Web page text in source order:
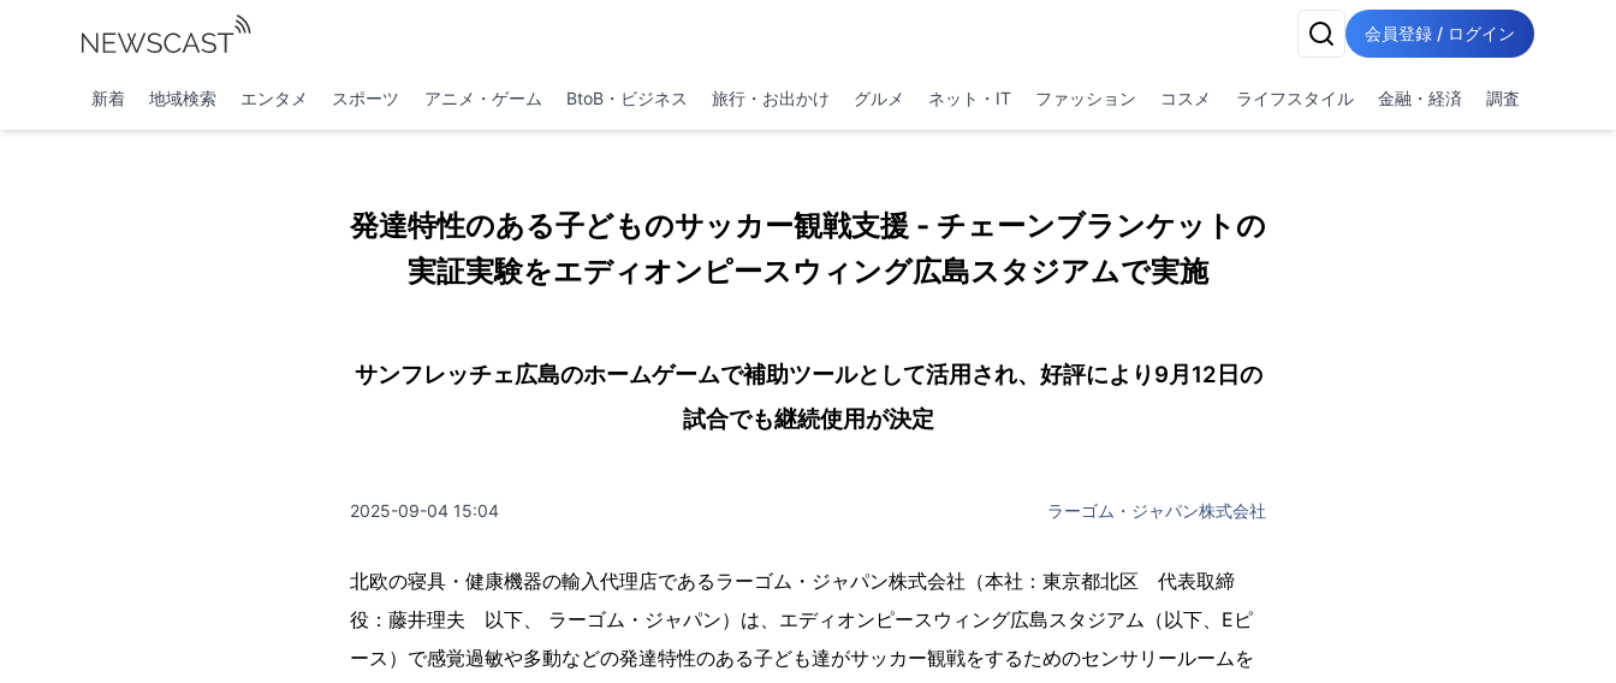
会員登録 / ログイン
新着 地域検索 エンタメ スポーツ アニメ・ゲーム BtoB・ビジネス 旅行・お出かけ グルメ ネット・IT ファッション コスメ ライフスタイル 金融・経済 調査
発達特性のある子どものサッカー観戦支援 - チェーンブランケットの
実証実験をエディオンピースウィング広島スタジアムで実施
サンフレッチェ広島のホームゲームで補助ツールとして活用され、好評により9月12日の
試合でも継続使用が決定
2025-09-04 15:04 ラーゴム・ジャパン株式会社
北欧の寝具・健康機器の輸入代理店であるラーゴム・ジャパン株式会社（本社：東京都北区 代表取締
役：藤井理夫 以下、 ラーゴム・ジャパン）は、エディオンピースウィング広島スタジアム（以下、Eピ
ース）で感覚過敏や多動などの発達特性のある子ども達がサッカー観戦をするためのセンサリールームを